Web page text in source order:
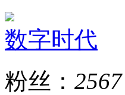
数字时代
粉丝： 2567